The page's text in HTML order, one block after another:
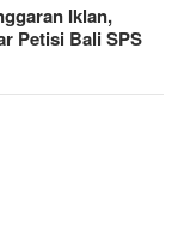
Iklan,
Petisi Bali SPS